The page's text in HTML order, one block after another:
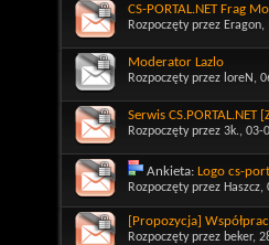
CS-PORTAL.NET Frag
Rozpoczęty przez Eragon,
Moderator Lazlo
Rozpoczęty przez loreN ,
Serwis CS.PORTAL.NET
Rozpoczęty przez 3k., 03-
Ankieta: Logo cs-
Rozpoczęty przez Haszcz,
[Propozycja]
Rozpoczęty przez beker,